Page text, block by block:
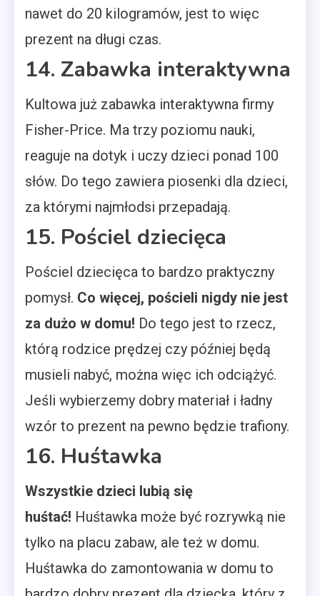
nawet do 20 kilogramów, jest to więc
prezent na długi czas.
14. Zabawka interaktywna
Kultowa już zabawka interaktywna firmy
Fisher-Price. Ma trzy poziomu nauki,
reaguje na dotyk i uczy dzieci ponad 100
słów. Do tego zawiera piosenki dla dzieci,
za którymi najmłodsi przepadają.
15. Pościel dziecięca
Pościel dziecięca to bardzo praktyczny
pomysł. Co więcej, pościeli nigdy nie jest
za dużo w domu! Do tego jest to rzecz,
którą rodzice prędzej czy później będą
musieli nabyć, można więc ich odciążyć.
Jeśli wybierzemy dobry materiał i ładny
wzór to prezent na pewno będzie trafiony.
16. Huśtawka
Wszystkie dzieci lubią się
huśtać! Huśtawka może być rozrywką nie
tylko na placu zabaw, ale też w domu.
Huśtawka do zamontowania w domu to